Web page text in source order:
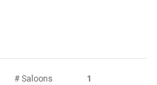
# Saloons
1